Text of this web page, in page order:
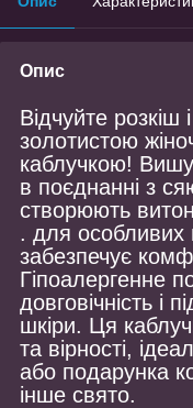
Опис
Відчуйте розкіш
золотистою
каблучкою!
в поєднанні з
створюють
. для особливих
забезпечує
Гіпоалергенне
довговічність і
шкіри. Ця
та вірності,
або подарунка
інше свято.